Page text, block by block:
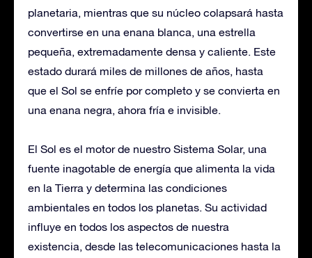
planetaria, mientras que su núcleo colapsará hasta
convertirse en una enana blanca, una estrella
pequeña, extremadamente densa y caliente. Este
estado durará miles de millones de años, hasta
que el Sol se enfríe por completo y se convierta en
una enana negra, ahora fría e invisible.
El Sol es el motor de nuestro Sistema Solar, una
fuente inagotable de energía que alimenta la vida
en la Tierra y determina las condiciones
ambientales en todos los planetas. Su actividad
influye en todos los aspectos de nuestra
existencia, desde las telecomunicaciones hasta la